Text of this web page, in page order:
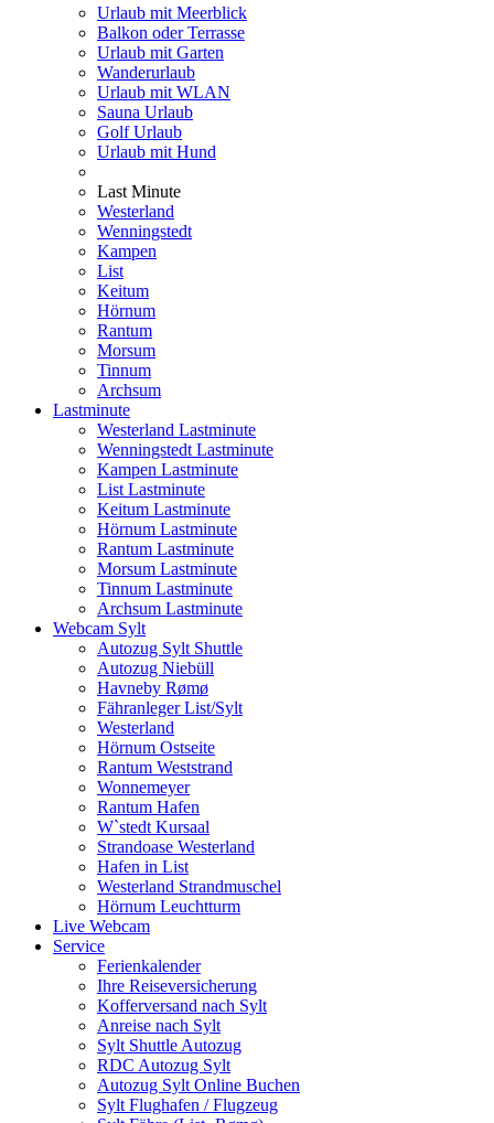
Urlaub mit Meerblick
Balkon oder Terrasse
Urlaub mit Garten
Wanderurlaub
Urlaub mit WLAN
Sauna Urlaub
Golf Urlaub
Urlaub mit Hund
Last Minute
Westerland
Wenningstedt
Kampen
List
Keitum
Hörnum
Rantum
Morsum
Tinnum
Archsum
Lastminute
Westerland Lastminute
Wenningstedt Lastminute
Kampen Lastminute
List Lastminute
Keitum Lastminute
Hörnum Lastminute
Rantum Lastminute
Morsum Lastminute
Tinnum Lastminute
Archsum Lastminute
Webcam Sylt
Autozug Sylt Shuttle
Autozug Niebüll
Havneby Rømø
Fähranleger List/Sylt
Westerland
Hörnum Ostseite
Rantum Weststrand
Wonnemeyer
Rantum Hafen
W`stedt Kursaal
Strandoase Westerland
Hafen in List
Westerland Strandmuschel
Hörnum Leuchtturm
Live Webcam
Service
Ferienkalender
Ihre Reiseversicherung
Kofferversand nach Sylt
Anreise nach Sylt
Sylt Shuttle Autozug
RDC Autozug Sylt
Autozug Sylt Online Buchen
Sylt Flughafen / Flugzeug